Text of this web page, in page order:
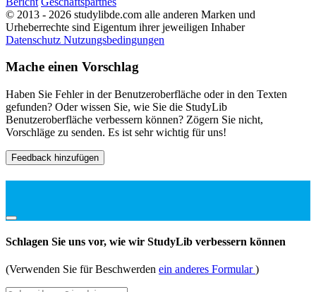
© 2013 - 2026 studylibde.com alle anderen Marken und
Urheberrechte sind Eigentum ihrer jeweiligen Inhaber
Datenschutz Nutzungsbedingungen
Mache einen Vorschlag
Haben Sie Fehler in der Benutzeroberfläche oder in den Texten
gefunden? Oder wissen Sie, wie Sie die StudyLib
Benutzeroberfläche verbessern können? Zögern Sie nicht,
Vorschläge zu senden. Es ist sehr wichtig für uns!
Feedback hinzufügen
Schlagen Sie uns vor, wie wir StudyLib verbessern können
(Verwenden Sie für Beschwerden ein anderes Formular)